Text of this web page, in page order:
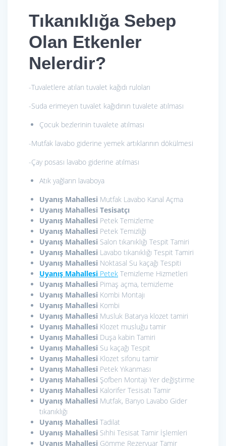
Tıkanıklığa Sebep
Olan Etkenler
Nelerdir?
-Tuvaletlere atılan tuvalet kağıdı ruloları
-Suda erimeyen tuvalet kağıdının tuvalete atılması
Çocuk bezlerinin tuvalete atılması
-Mutfak lavabo giderine yemek artıklarının dökülmesi
-Çay posası lavabo giderine atılması
Atık yağların lavaboya
Uyanış Mahallesi Mutfak Lavabo Kanal Açma
Uyanış Mahallesi Tesisatçı
Uyanış Mahallesi Petek Temizleme
Uyanış Mahallesi Petek Temizliği
Uyanış Mahallesi Salon tıkanıklığı Tespit Tamiri
Uyanış Mahallesi Lavabo tıkanıklığı Tespit Tamiri
Uyanış Mahallesi Noktasal Su kaçağı Tespiti
Uyanış Mahallesi Petek Temizleme Hizmetleri
Uyanış Mahallesi Pimaş açma, temizleme
Uyanış Mahallesi Kombi Montajı
Uyanış Mahallesi Kombi
Uyanış Mahallesi Musluk Batarya klozet tamiri
Uyanış Mahallesi Klozet musluğu tamir
Uyanış Mahallesi Duşa kabin Tamiri
Uyanış Mahallesi Su kaçağı Tespit
Uyanış Mahallesi Klozet sifonu tamir
Uyanış Mahallesi Petek Yıkanması
Uyanış Mahallesi Şofben Montajı Yer değiştirme
Uyanış Mahallesi Kalorifer Tesisatı Tamir
Uyanış Mahallesi Mutfak, Banyo Lavabo Gider
tıkanıklığı
Uyanış Mahallesi Tadilat
Uyanış Mahallesi Sıhhi Tesisat Tamir İşlemleri
Uyanış Mahallesi Gömme Rezervuar Tamir